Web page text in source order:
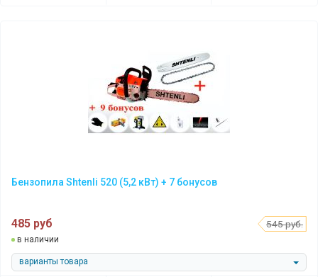
Бензопила Shtenli 520 (5,2 кВт) + 7 бонусов
485 руб 545 руб.
в наличии
варианты товара